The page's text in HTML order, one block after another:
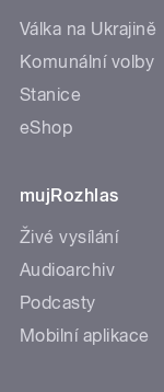
Válka na Ukrajině
Komunální volby
Stanice
eShop
mujRozhlas
Živé vysílání
Audioarchiv
Podcasty
Mobilní aplikace